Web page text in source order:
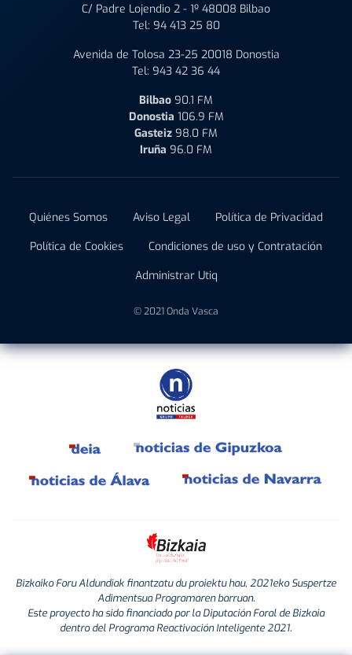
C/ Padre Lojendio 2 - 1º 48008 Bilbao
Tel: 94 413 25 80
Avenida de Tolosa 23-25 20018 Donostia
Tel: 943 42 36 44
Bilbao 90.1 FM
Donostia 106.9 FM
Gasteiz 98.0 FM
Iruña 96.0 FM
Quiénes Somos Aviso Legal
Política de Privacidad
Política de Cookies
Condiciones de uso y Contratación
Administrar Utiq
© 2021 Onda Vasca
Bizkaiko Foru Aldundiak finantzatu du proiektu hau, 2021eko Suspertze
Adimentsua Programaren barruan.
Este proyecto ha sido financiado por la Diputación Foral de Bizkaia
dentro del Programa Reactivación Inteligente 2021.